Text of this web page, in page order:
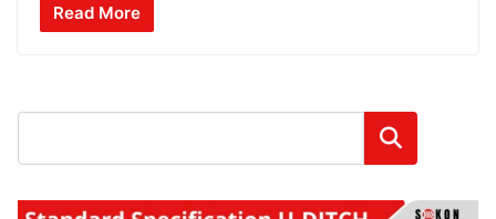
Read More
Cari